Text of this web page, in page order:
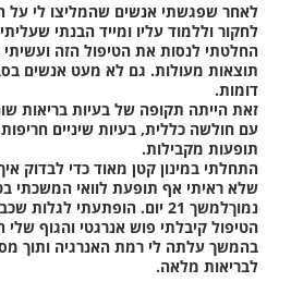
לחקור וללמוד עליו ומייד הבנתי
תוצאות מעולות. גם לא מעט אנשים
דומות.
זאת הייתה תקופה של בעיות בריאות
עם חולשה כללית, בעיות שיניים
תופעות מקבילות.
התחלתי במינון קטן מאוד כדי לבדוק
שלא ראיתי אף תופעת לוואי המשכתי
נמוךלמשך 21 יום. הופתעתי
הטיפול קיבלתי פוש אנרגטי והגוף
בהמשך עלתה לי רמת האנרגיה ותוך
לבריאות מלאה.